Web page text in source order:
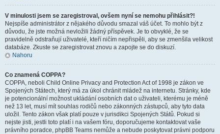
V minulosti jsem se zaregistroval, ovšem nyní se nemohu přihlásit?!
Nejspíše administrátor z nějakého důvodu smazal váš účet. To mohlo být z
důvodu, že jste možná nevložili žádný příspěvek. Je to obvyklé, že se
pravidelně odstraňují uživatelé, kteří ničím nepřispěli, aby se zmenšila velikost
databáze. Zkuste se zaregistrovat znovu a zapojte se do diskuzí.
Nahoru
Co znamená COPPA?
COPPA, neboli Child Online Privacy and Protection Act of 1998 je zákon ve
Spojených Státech, který má za úkol chránit mládež na internetu. Stránky, kde
je potencionální možnost ukládání osobních dat o uživateli, kterému je méně
než 13 let, musí mít souhlas rodičů nebo zákonných zástupců, aby tyto data
uložil. Tento zákon však platí pouze v jurisdikci Spojených Států. Pokud si
nejste jisti, jestli toto platí i na vašem fóru, doporučujeme kontaktovat vaše
právního poradce, phpBB Teams nemůže a nebude poskytovat právni podporu